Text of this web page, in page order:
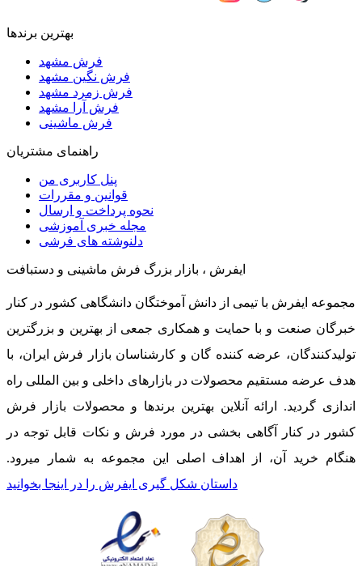
بهترین برندها
فرش مشهد
فرش نگین مشهد
فرش زمرد مشهد
فرش آرا مشهد
فرش ماشینی
راهنمای مشتریان
پنل کاربری من
قوانین و مقررات
نحوه پرداخت و ارسال
مجله خبری آموزشی
دلنوشته های فرشی
ایفرش ، بازار بزرگ فرش ماشینی و دستبافت
مجموعه ایفرش با تیمی از دانش آموختگان دانشگاهی کشور در کنار
خبرگان صنعت و با حمایت و همکاری جمعی از بهترین و بزرگترین
تولیدکنندگان، عرضه کننده گان و کارشناسان بازار فرش ایران، با
هدف عرضه مستقیم محصولات در بازارهای داخلی و بین المللی راه
اندازی گردید. ارائه آنلاین بهترین برندها و محصولات بازار فرش
کشور در کنار آگاهی بخشی در مورد فرش و نکات قابل توجه در
هنگام خرید آن، از اهداف اصلی این مجموعه به شمار میرود.
داستان شکل گیری ایفرش را در اینجا بخوانید